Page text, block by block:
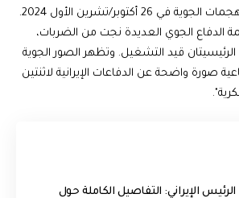
لأضرار محدودة جراء الهجمات الجوية في 26 أكتوبر/تشرين الأول 2024.
الجوي العديدة نجت من الضربات،
الرئيسيتان قيد التشغيل. وتظهر الصور الجوية
صورة واضحة عن الدفاعات الإيرانية لاثنتين
الرئيس الإيراني: التفاصيل الكاملة حول